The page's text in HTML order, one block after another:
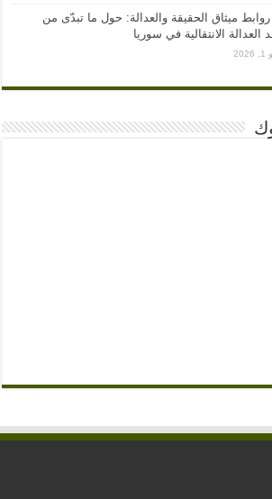
روابط ميثاق الحقيقة والعدالة: حول ما تبدّى من
العدالة الانتقالية في سوريا